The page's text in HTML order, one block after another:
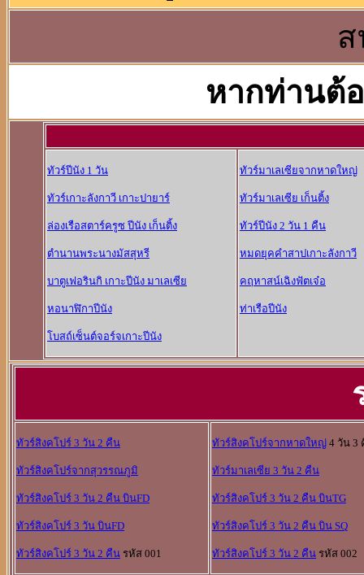
หากท่านต้
ทัวร์ปีนัง 1 วัน
ทัวร์เกาะลังกาวี เกาะปายาร์
ล่องเรือสตาร์ครูซ ปีนัง เก็นติ้ง
ตำนานพระนางมัสสุหรี
บาตูเฟอรินกิ เกาะปีนัง มาเลเซีย
หอนาฬิกาปีนัง
โบสถ์เซ็นต์จอร์จเกาะปีนัง
ทัวร์มาเลเซียจากหาดใหญ่
ทัวร์มาเลเซีย เก็นติ้ง
ทัวร์ปีนัง 2 วัน 1 คืน
หมดยุคคำสาปเกาะลังกาวี
คฤหาสน์เฉิงฟัตเจ๋อ
ท่าเรือปีนัง
ทัวร์สิงคโปร์ 3 วัน 2 คืน
ทัวร์สิงคโปร์จากสุวรรณภูมิ
ทัวร์สิงคโปร์ 3 วัน 2 คืน บินFD
ทัวร์สิงคโปร์ 3 วัน บินFD
ทัวร์สิงคโปร์ 3 วัน 2 คืน รหัส 001
ทัวร์สิงคโปร์จากหาดใหญ่ 4 วัน 3
ทัวร์มาเลเซีย 3 วัน 2 คืน
ทัวร์สิงคโปร์ 3 วัน 2 คืน บินTG
ทัวร์สิงคโปร์ 3 วัน 2 คืน บิน SQ
ทัวร์สิงคโปร์ 3 วัน 2 คืน รหัส 002